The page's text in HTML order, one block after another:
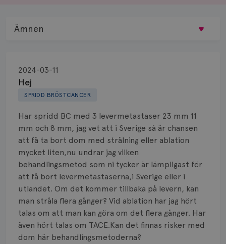
SPRIDD BRÖSTCANCER
Hej
2024-03-11
Har spridd BC med 3 levermetastaser 23 mm 11
mm och 8 mm, jag vet att i Sverige så är chansen
att få ta bort dom med strålning eller ablation
mycket liten,nu undrar jag vilken
behandlingsmetod som ni tycker är lämpligast för
att få bort levermetastaserna,i Sverige eller i
utlandet. Om det kommer tillbaka på levern, kan
man stråla flera gånger? Vid ablation har jag hört
talas om att man kan göra om det flera gånger. Har
även hört talas om TACE.Kan det finnas risker med
dom här behandlingsmetoderna?
Ämnen
Biopsi
Biverkningar
Bröstvårta
Knöl
Läkemedel
Typ av bröstcancer
Smärta
Prognos